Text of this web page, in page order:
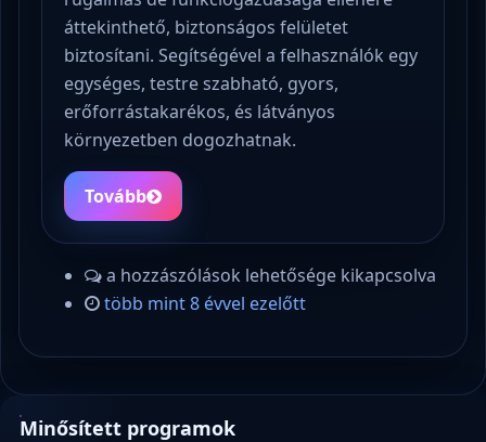
áttekinthető, biztonságos felületet
biztosítani. Segítségével a felhasználók egy
egységes, testre szabható, gyors,
erőforrástakarékos, és látványos
környezetben dogozhatnak.
Tovább
a hozzászólások lehetősége kikapcsolva
több mint 8 évvel ezelőtt
Minősített programok